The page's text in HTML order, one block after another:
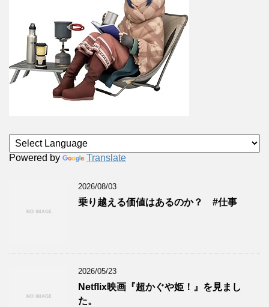
Powered by Translate
2026/08/03
乗り越える価値はあるのか？ #仕事
2026/05/23
Netflix映画『超かぐや姫！』を見まし
た。